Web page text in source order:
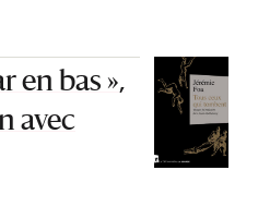
en bas »,
avec